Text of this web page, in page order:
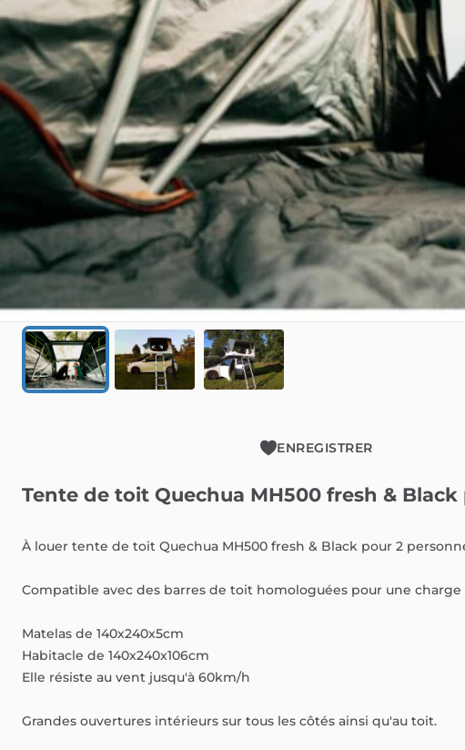
ENREGISTRER
Tente de toit Quechua MH500 fresh & Black
À louer tente de toit Quechua MH500 fresh & Black pour 2
Compatible avec des barres de toit homologuées pour une charge
Matelas de 140x240x5cm
Habitacle de 140x240x106cm
Elle résiste au vent jusqu'à 60km​/​h
Grandes ouvertures intérieurs sur tous les côtés ainsi qu'au toit.